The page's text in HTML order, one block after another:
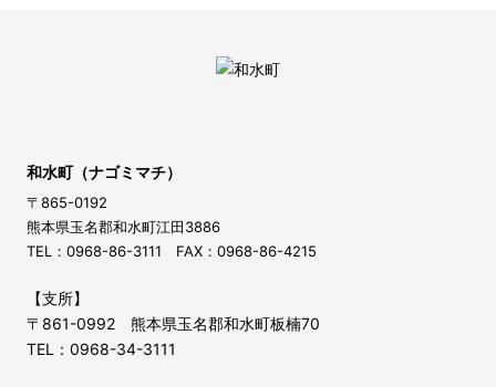
和水町（ナゴミマチ）
〒865-0192
熊本県玉名郡和水町江田3886
TEL：0968-86-3111 FAX：0968-86-4215
【支所】
〒861-0992 熊本県玉名郡和水町板楠70
TEL：0968-34-3111